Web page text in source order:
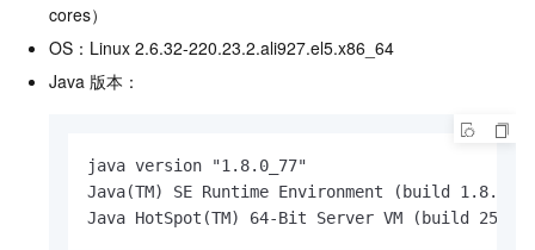
cores）
OS：Linux 2.6.32-220.23.2.ali927.el5.x86_64
Java 版本：
java version "1.8.0_77"
Java(TM) SE Runtime Environment (build
Java HotSpot(TM) 64-Bit Server VM (build 25.77-